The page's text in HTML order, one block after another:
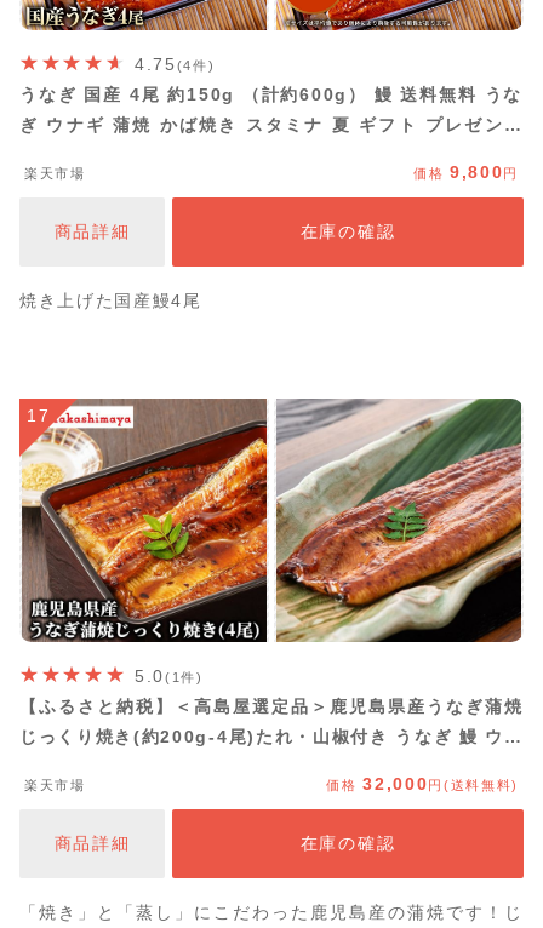
4.75 (4件)
うなぎ 国産 4尾 約150g （計約600g） 鰻 送料無料 うな
ぎ ウナギ 蒲焼 かば焼き スタミナ 夏 ギフト プレゼント
楽天市場 価格 9,800円
商品詳細 在庫の確認
焼き上げた国産鰻4尾
17
5.0(1件)
【ふるさと納税】＜高島屋選定品＞鹿児島県産うなぎ蒲焼
じっくり焼き(約200g-4尾)たれ・山椒付き うなぎ 鰻 ウナ
ひつまぶし お取り寄せ ギフト 贈答 贈答用【高島屋】
楽天市場 価格32,000円(送料無料)
商品詳細 在庫の確認
「焼き」と「蒸し」にこだわった鹿児島産の蒲焼です！じ